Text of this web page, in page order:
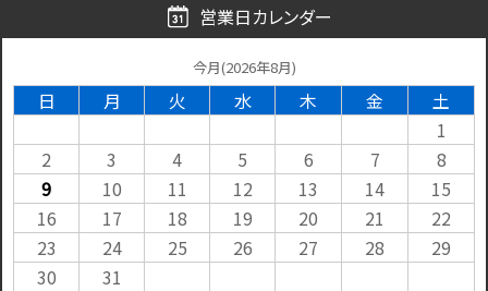
営業日カレンダー
今月(2026年8月)
日 月 火 水 木 金
土
1
2
3 4 5 6 7
8
9
10 11 12 13 14
15
16
17 18 19 20 21
22
23
24 25 26 27 28
29
30
31